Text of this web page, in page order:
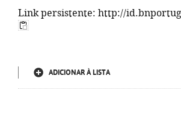
Link persistente: http://
ADICIONAR À LISTA